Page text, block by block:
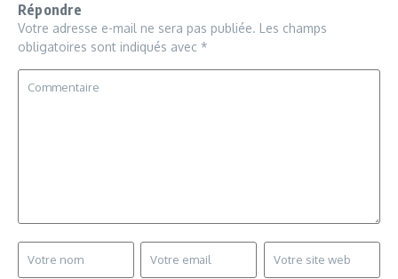
Répondre
Votre adresse e-mail ne sera pas publiée. Les champs
obligatoires sont indiqués avec *